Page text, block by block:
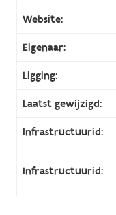
Website:
Eigenaar:
Ligging:
Laatst gewijzigd:
Infrastructuurid:
Infrastructuurid: